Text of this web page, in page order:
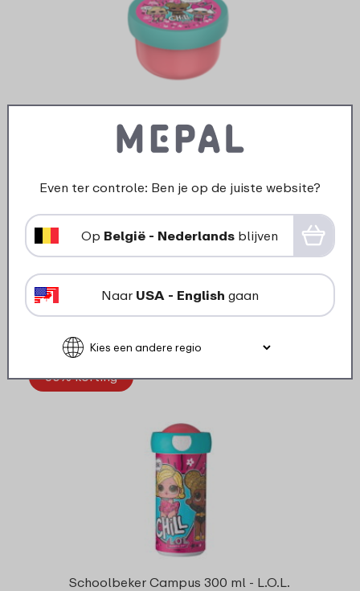
Ontwerp je eigen fruitbox Campus 300 ml -
37 kleuren
1499 1124
50% korting
Schoolbeker Campus 300 ml - L.O.L.
Even ter controle: Ben je op de juiste website?
Op België - Nederlands blijven
Naar USA - English gaan